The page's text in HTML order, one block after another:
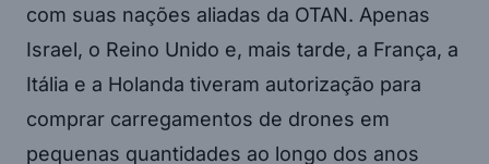
com suas nações aliadas da OTAN. Apenas
Israel, o Reino Unido e, mais tarde, a França, a
Itália e a Holanda tiveram autorização para
comprar carregamentos de drones em
pequenas quantidades ao longo dos anos